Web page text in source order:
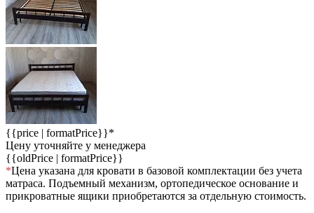
{{price | formatPrice}}*
Цену уточняйте у менеджера
{{oldPrice | formatPrice}}
*Цена указана для кровати в базовой комплектации без учета
матраса. Подъемный механизм, ортопедическое основание и
прикроватные ящики приобретаются за отдельную стоимость.